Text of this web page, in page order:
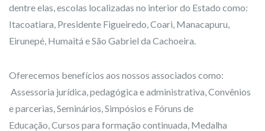
dentre elas, escolas localizadas no interior do Estado como:
Itacoatiara, Presidente Figueiredo, Coari, Manacapuru,
Eirunepé, Humaitá e São Gabriel da Cachoeira.
Oferecemos benefícios aos nossos associados como:
Assessoria jurídica, pedagógica e administrativa, Convênios
e parcerias, Seminários, Simpósios e Fóruns de
Educação, Cursos para formação continuada, Medalha